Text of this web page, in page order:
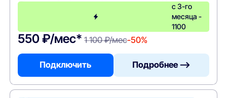
с 3-го
месяца -
1100
550 ₽/мес* 1 100 ₽/мес-50%
Подключить Подробнее —>